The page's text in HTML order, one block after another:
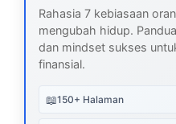
Rahasia 7 kebiasaan
mengubah hidup.
dan mindset sukses
finansial.
📖150+ Halaman